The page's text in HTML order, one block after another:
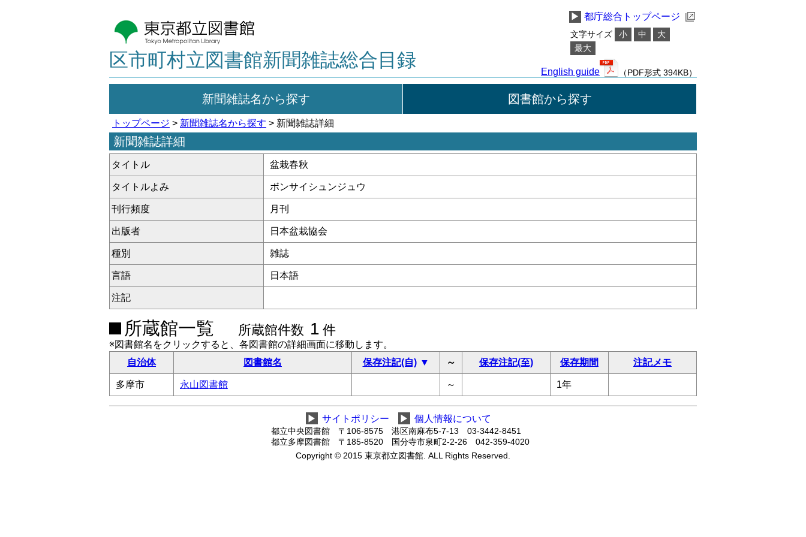
区市町村立図書館新聞雑誌総合目録
▶ 都庁総合トップページ
文字サイズ 小 中
大
最大
English guide （PDF形式 394KB）
新聞雑誌名から探す 図書館から探す
トップページ > 新聞雑誌名から探す > 新聞雑誌詳細
新聞雑誌詳細
タイトル 盆栽春秋
タイトルよみ ボンサイシュンジュウ
刊行頻度 月刊
出版者 日本盆栽協会
種別 雑誌
言語 日本語
注記
所蔵館一覧 所蔵館件数 1 件
※図書館名をクリックすると、各図書館の詳細画面に移動します。
自治体
図書館名 保存注記(自) ～ 保存注記(至) 保存期間 注記メモ
多摩市 永山図書館 ～ 1年
▶ サイトポリシー ▶ 個人情報について
都立中央図書館 〒106-8575 港区南麻布5-7-13 03-3442-8451
都立多摩図書館 〒185-8520 国分寺市泉町2-2-26 042-359-4020
Copyright © 2015 東京都立図書館. ALL Rights Reserved.